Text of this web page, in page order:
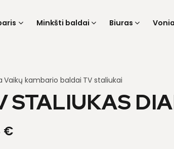
Minkšti baldai Biuras Vonia
Vaikų kambario baldai TV staliukai
STALIUKAS
€